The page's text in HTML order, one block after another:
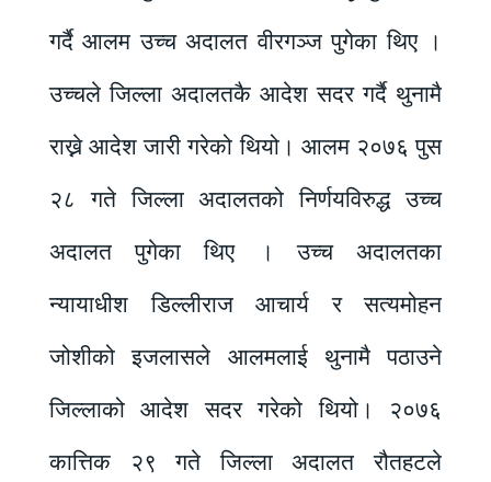
गर्दै आलम उच्च अदालत वीरगञ्ज पुगेका थिए ।
उच्चले जिल्ला अदालतकै आदेश सदर गर्दै थुनामै
राख्ने आदेश जारी गरेको थियो। आलम २०७६ पुस
२८ गते जिल्ला अदालतको निर्णयविरुद्ध उच्च
अदालत पुगेका थिए । उच्च अदालतका
न्यायाधीश डिल्लीराज आचार्य र सत्यमोहन
जोशीको इजलासले आलमलाई थुनामै पठाउने
जिल्लाको आदेश सदर गरेको थियो। २०७६
कात्तिक २९ गते जिल्ला अदालत रौतहटले